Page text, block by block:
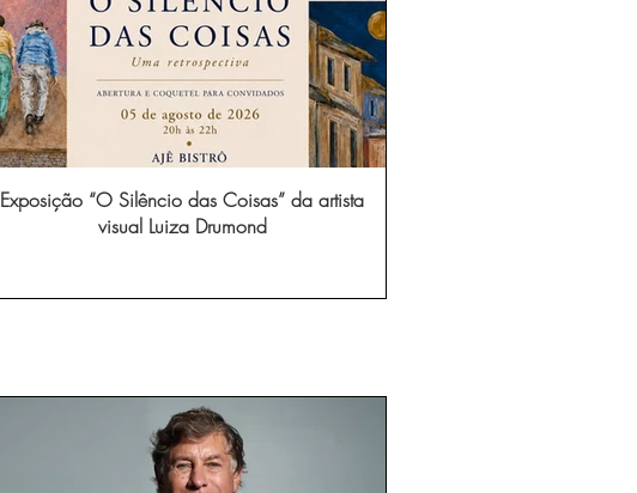
Exposição “O Silêncio das Coisas” da artista
visual Luiza Drumond